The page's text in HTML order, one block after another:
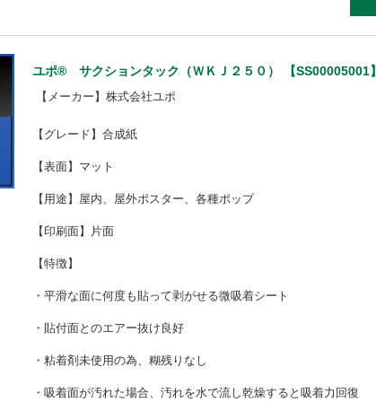
ユポ® サクションタック（ＷＫＪ２５０） 【SS00005001】
【メーカー】株式会社ユポ
【グレード】合成紙
【表面】マット
【用途】屋内、屋外ポスター、各種ポップ
【印刷面】片面
【特徴】
・平滑な面に何度も貼って剥がせる微吸着シート
・貼付面とのエアー抜け良好
・粘着剤未使用の為、糊残りなし
・吸着面が汚れた場合、汚れを水で流し乾燥すると吸着力回復